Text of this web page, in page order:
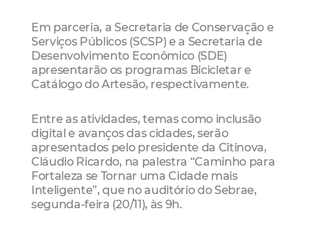
Em parceria, a Secretaria de Conservação e
Serviços Públicos (SCSP) e a Secretaria de
Desenvolvimento Econômico (SDE)
apresentarão os programas Bicicletar e
Catálogo do Artesão, respectivamente.
Entre as atividades, temas como inclusão
digital e avanços das cidades, serão
apresentados pelo presidente da Citinova,
Cláudio Ricardo, na palestra “Caminho para
Fortaleza se Tornar uma Cidade mais
Inteligente”, que no auditório do Sebrae,
segunda-feira (20/11), às 9h.